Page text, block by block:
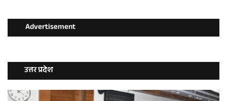
Advertisement
उत्तर प्रदेश